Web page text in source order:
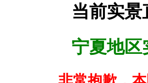
当前实
宁夏地区